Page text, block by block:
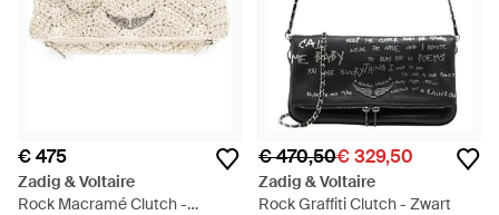
€ 475
Zadig & Voltaire
Rock Macramé Clutch -
€ 470,50€ 329,50
Zadig & Voltaire
Rock Graffiti Clutch - Zwart